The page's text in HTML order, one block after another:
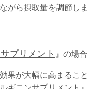
がら摂取量を調節しま
プリメント 』の場合
が大幅に高まること